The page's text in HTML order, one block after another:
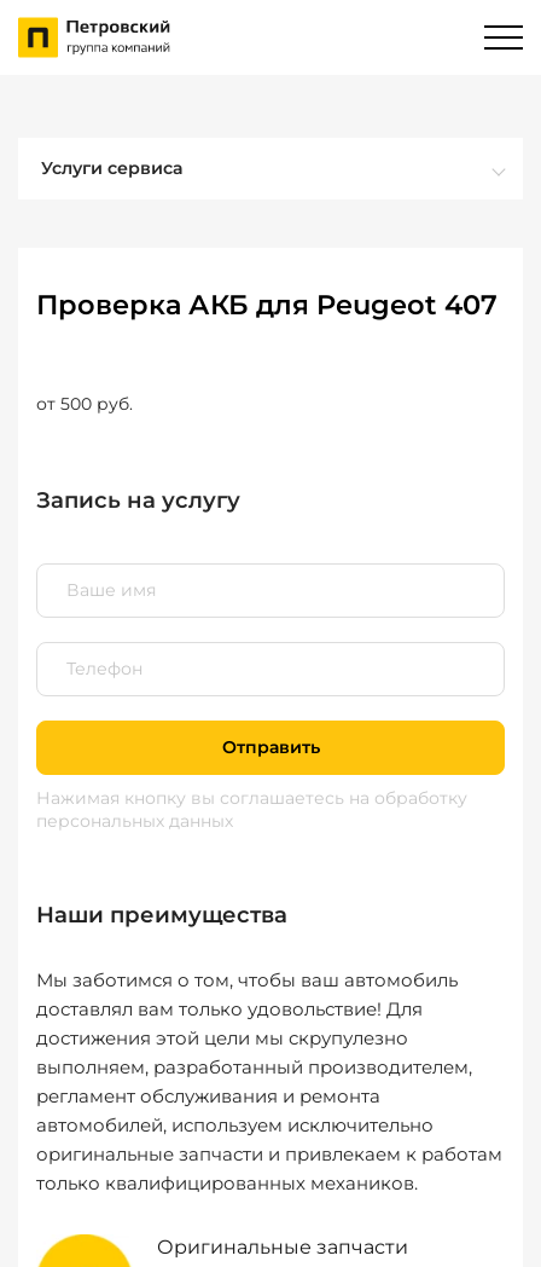
Услуги сервиса
Проверка АКБ для Peugeot 407
от 500 руб.
Запись на услугу
Отправить
Нажимая кнопку вы соглашаетесь на обработку
персональных данных
Наши преимущества
Мы заботимся о том, чтобы ваш автомобиль
доставлял вам только удовольствие! Для
достижения этой цели мы скрупулезно
выполняем, разработанный производителем,
регламент обслуживания и ремонта
автомобилей, используем исключительно
оригинальные запчасти и привлекаем к работам
только квалифицированных механиков.
Оригинальные запчасти